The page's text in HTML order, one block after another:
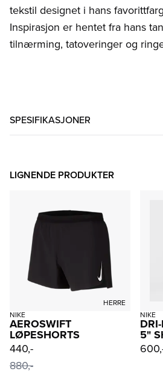
tekstil designet i hans
Inspirasjon er hentet fra hans
tilnærming, tatoveringer og
SPESIFIKASJONER
LIGNENDE PRODUKTER
HERRE
NIKE
AEROSWIFT
LØPESHORTS
440,-
880,-
NIKE
5"